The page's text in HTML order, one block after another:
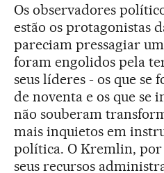
Os observadores
estão os protagonistas
pareciam pressagiar
foram engolidos pela
seus líderes - os que se
de noventa e os que se
não souberam
mais inquietos em
política. O Kremlin, por
seus recursos